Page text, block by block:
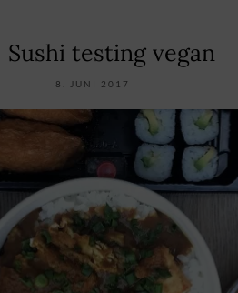
Sushi testing vegan
8. JUNI 2017